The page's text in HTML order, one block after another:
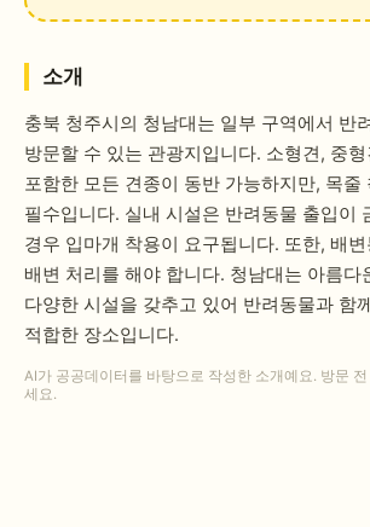
소개
충북 청주시의 청남대는 일부 구역에서 반
방문할 수 있는 관광지입니다. 소형견, 중
포함한 모든 견종이 동반 가능하지만, 목줄
필수입니다. 실내 시설은 반려동물 출입이
경우 입마개 착용이 요구됩니다. 또한, 배
배변 처리를 해야 합니다. 청남대는 아름다
다양한 시설을 갖추고 있어 반려동물과 함
적합한 장소입니다.
AI가 공공데이터를 바탕으로 작성한 소개예요. 방문
세요.